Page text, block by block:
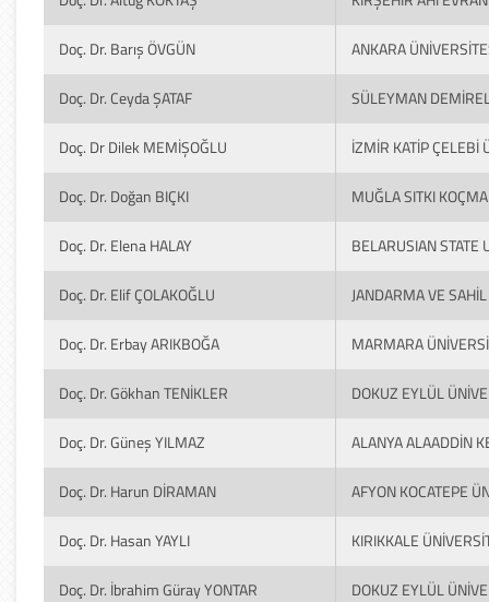
Doç. Dr. Barış ÖVGÜN ANKARA
Doç. Dr. Ceyda ŞATAF SÜLEYMAN
Doç. Dr Dilek MEMİŞOĞLU İZMİR KATİP ÇELEBİ
Doç. Dr. Doğan BIÇKI MUĞLA SITKI
Doç. Dr. Elena HALAY BELARUSIAN STATE
Doç. Dr. Elif ÇOLAKOĞLU JANDARMA VE
Doç. Dr. Erbay ARIKBOĞA MARMARA
Doç. Dr. Gökhan TENİKLER DOKUZ EYLÜL
Doç. Dr. Güneş YILMAZ ALANYA ALAADDİN
Doç. Dr. Harun DİRAMAN AFYON KOCATEPE
Doç. Dr. Hasan YAYLI KIRIKKALE
Doç. Dr. İbrahim Güray YONTAR DOKUZ EYLÜL